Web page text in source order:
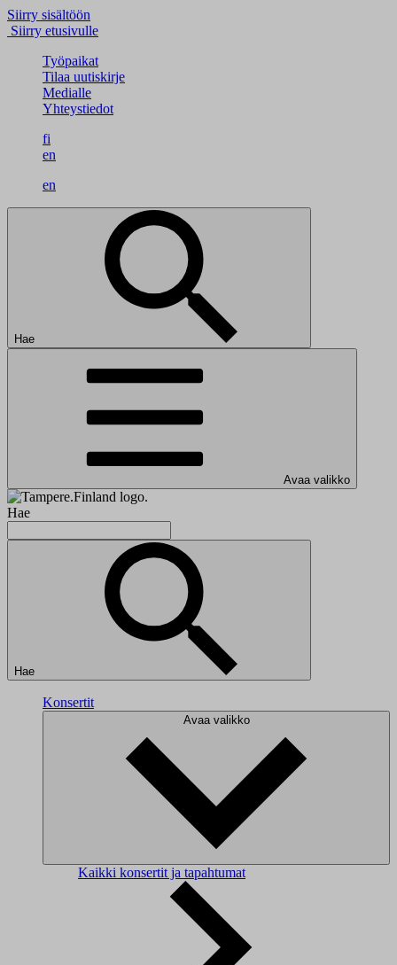
Siirry sisältöön
Siirry etusivulle
Työpaikat
Tilaa uutiskirje
Medialle
Yhteystiedot
fi
en
en
Hae
Avaa valikko
Hae
Hae
Konsertit
Avaa valikko
Kaikki konsertit ja tapahtumat